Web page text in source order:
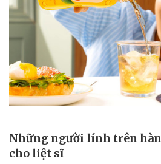
Những người lính trên
cho liệt sĩ